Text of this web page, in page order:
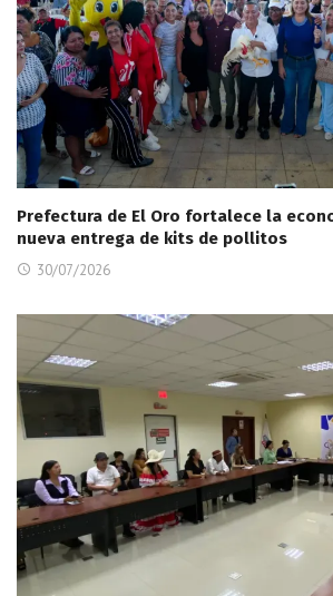
Prefectura de El Oro fortalece la
nueva entrega de kits de pollitos
30/07/2026